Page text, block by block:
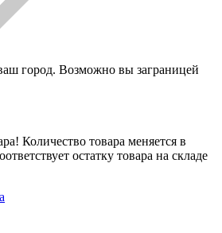
город. Возможно вы заграницей
Количество товара меняется в
остатку товара на складе